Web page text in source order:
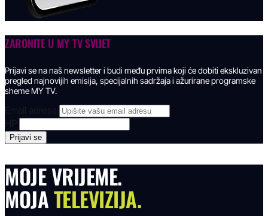
ZARONITE U MY TV SVIJET
Prijavi se na naš newsletter i budi među prvima koji će dobiti ekskluzivan
pregled najnovijih emisija, specijalnih sadržaja i ažurirane programske
sheme MY TV.
Email adresa
MOJE VRIJEME.
MOJATELEVIZIJA.